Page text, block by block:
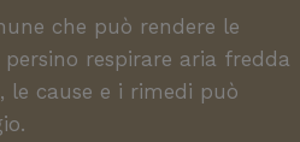
che può rendere le
respirare aria fredda
le cause e i rimedi può